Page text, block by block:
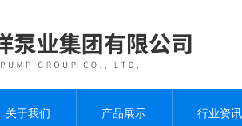
关于我们 产品展示 行业资讯